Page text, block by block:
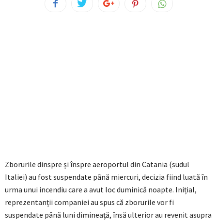
Zborurile dinspre și înspre aeroportul din Catania (sudul
Italiei) au fost suspendate până miercuri, decizia fiind luată în
urma unui incendiu care a avut loc duminică noapte. Inițial,
reprezentanții companiei au spus că zborurile vor fi
suspendate până luni dimineaţă, însă ulterior au revenit asupra